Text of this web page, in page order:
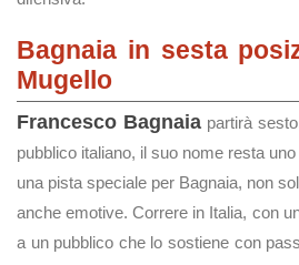
Bagnaia in sesta
Mugello
Francesco Bagnaiapartirà
pubblico italiano, il suo nome resta
una pista speciale per Bagnaia, non
anche emotive. Correre in Italia, con
a un pubblico che lo sostiene con